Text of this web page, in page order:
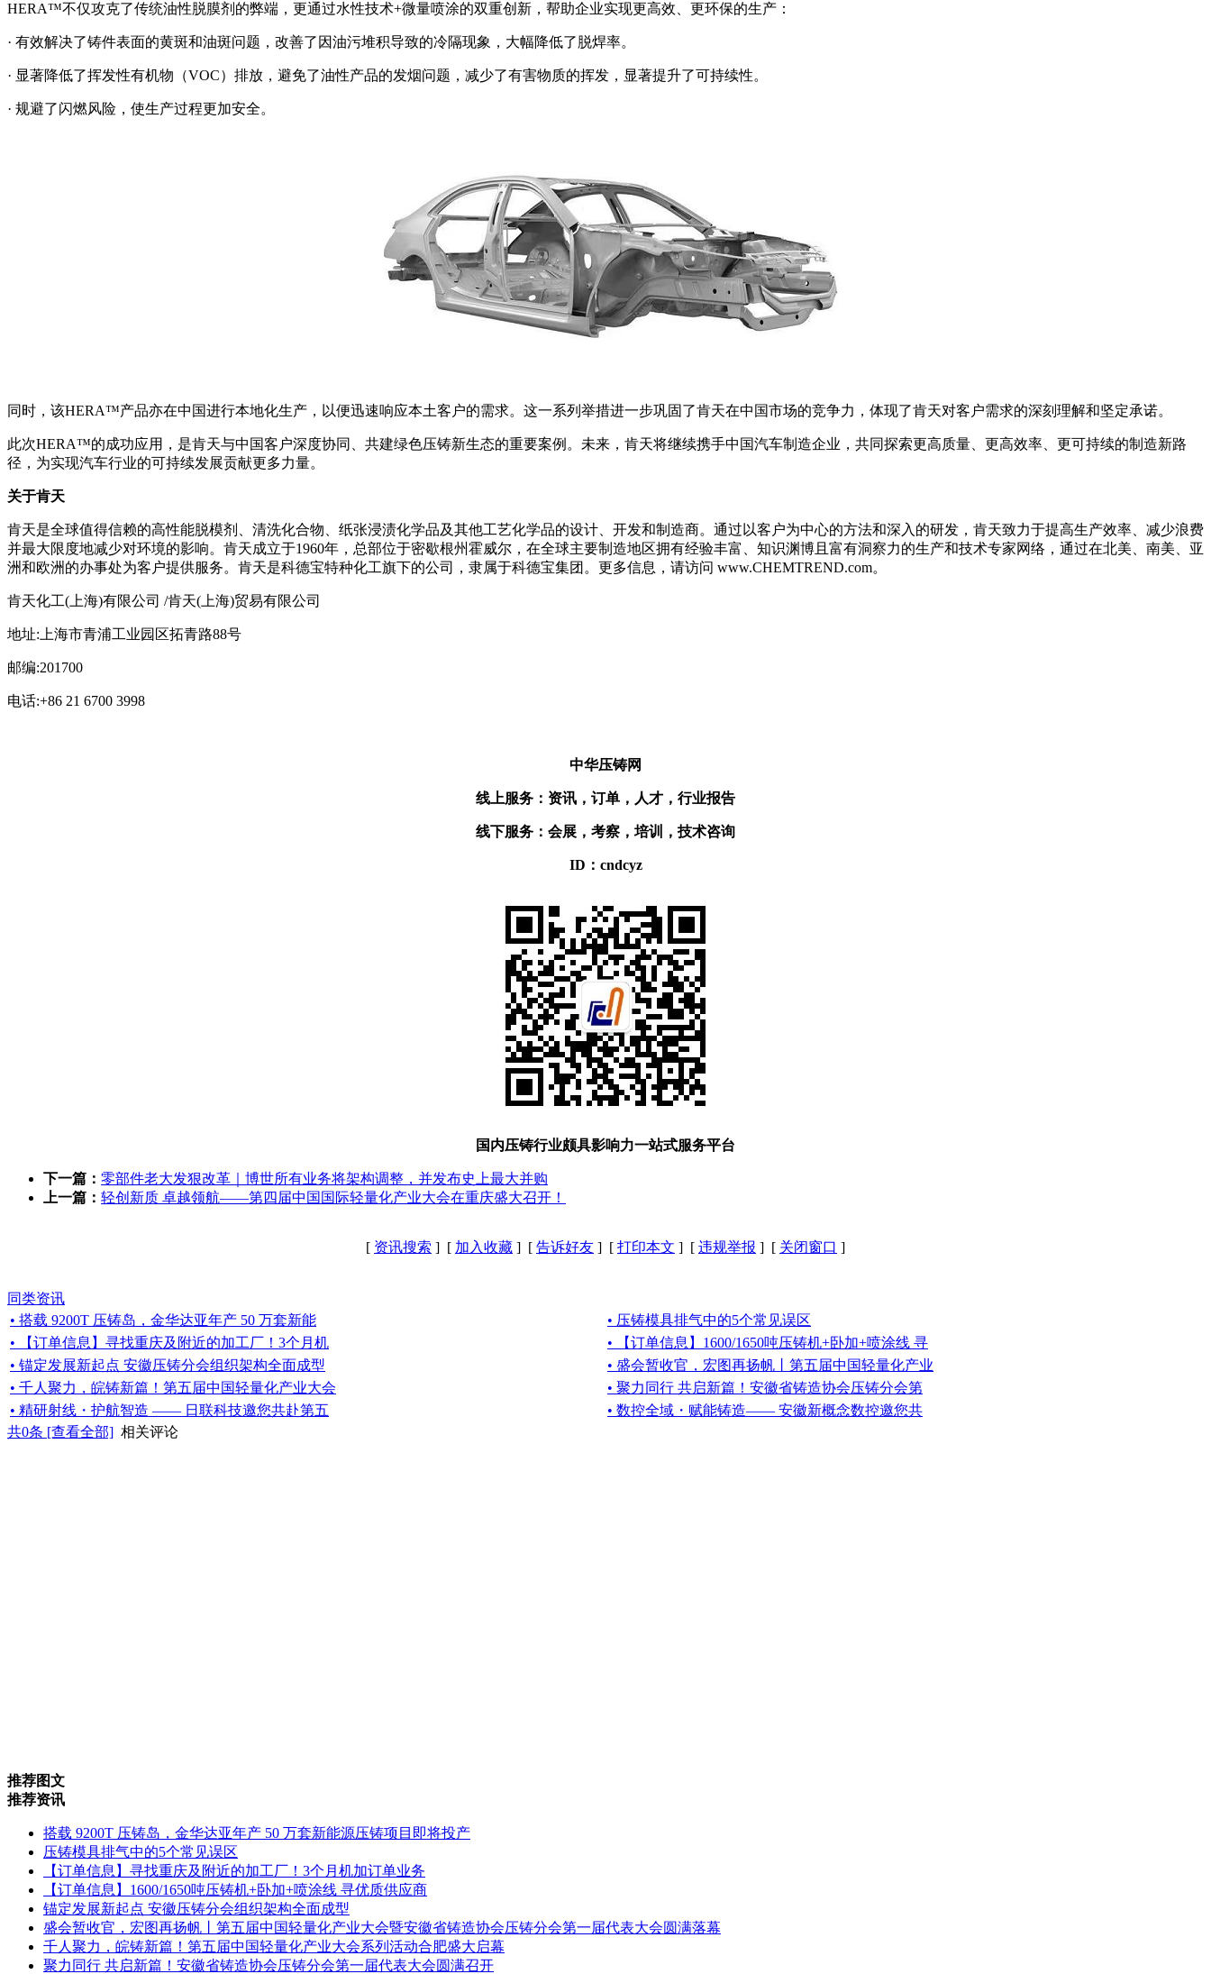
HERA™不仅攻克了传统油性脱膜剂的弊端，更通过水性技术+微量喷涂的双重创新，帮助企业实现更高效、更环保的生产：
· 有效解决了铸件表面的黄斑和油斑问题，改善了因油污堆积导致的冷隔现象，大幅降低了脱焊率。
· 显著降低了挥发性有机物（VOC）排放，避免了油性产品的发烟问题，减少了有害物质的挥发，显著提升了可持续性。
· 规避了闪燃风险，使生产过程更加安全。
同时，该HERA™产品亦在中国进行本地化生产，以便迅速响应本土客户的需求。这一系列举措进一步巩固了肯天在中国市场的竞争力，体现了肯天对客户需求的深刻理解和坚定承诺。
此次HERA™的成功应用，是肯天与中国客户深度协同、共建绿色压铸新生态的重要案例。未来，肯天将继续携手中国汽车制造企业，共同探索更高质量、更高效率、更可持续的制造新路
径，为实现汽车行业的可持续发展贡献更多力量。
关于肯天
肯天是全球值得信赖的高性能脱模剂、清洗化合物、纸张浸渍化学品及其他工艺化学品的设计、开发和制造商。通过以客户为中心的方法和深入的研发，肯天致力于提高生产效率、减少浪费
并最大限度地减少对环境的影响。肯天成立于1960年，总部位于密歇根州霍威尔，在全球主要制造地区拥有经验丰富、知识渊博且富有洞察力的生产和技术专家网络，通过在北美、南美、亚
洲和欧洲的办事处为客户提供服务。肯天是科德宝特种化工旗下的公司，隶属于科德宝集团。更多信息，请访问 www.CHEMTREND.com。
肯天化工(上海)有限公司 /肯天(上海)贸易有限公司
地址:上海市青浦工业园区拓青路88号
邮编:201700
电话:+86 21 6700 3998
中华压铸网
线上服务：资讯，订单，人才，行业报告
线下服务：会展，考察，培训，技术咨询
ID：cndcyz
国内压铸行业颇具影响力一站式服务平台
下一篇： 零部件老大发狠改革｜博世所有业务将架构调整，并发布史上最大并购
上一篇： 轻创新质 卓越领航——第四届中国国际轻量化产业大会在重庆盛大召开！
[ 资讯搜索 ] [ 加入收藏 ] [ 告诉好友 ] [ 打印本文 ] [ 违规举报 ] [ 关闭窗口 ]
同类资讯
• 搭载 9200T 压铸岛，金华达亚年产 50 万套新能
• 压铸模具排气中的5个常见误区
• 【订单信息】寻找重庆及附近的加工厂！3个月机
• 【订单信息】1600/1650吨压铸机+卧加+喷涂线 寻
• 锚定发展新起点 安徽压铸分会组织架构全面成型
• 盛会暂收官，宏图再扬帆丨第五届中国轻量化产业
• 千人聚力，皖铸新篇！第五届中国轻量化产业大会
• 聚力同行 共启新篇！安徽省铸造协会压铸分会第
• 精研射线・护航智造 —— 日联科技邀您共赴第五
• 数控全域・赋能铸造—— 安徽新概念数控邀您共
共0条 [查看全部] 相关评论
推荐图文
推荐资讯
搭载 9200T 压铸岛，金华达亚年产 50 万套新能源压铸项目即将投产
压铸模具排气中的5个常见误区
【订单信息】寻找重庆及附近的加工厂！3个月机加订单业务
【订单信息】1600/1650吨压铸机+卧加+喷涂线 寻优质供应商
锚定发展新起点 安徽压铸分会组织架构全面成型
盛会暂收官，宏图再扬帆丨第五届中国轻量化产业大会暨安徽省铸造协会压铸分会第一届代表大会圆满落幕
千人聚力，皖铸新篇！第五届中国轻量化产业大会系列活动合肥盛大启幕
聚力同行 共启新篇！安徽省铸造协会压铸分会第一届代表大会圆满召开